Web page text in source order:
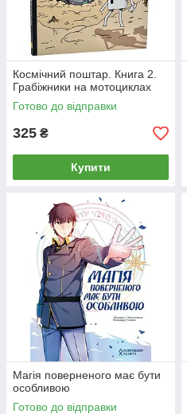
Космічний поштар. Книга 2.
Грабіжники на мотоциклах
Готово до відправки
325 ₴
Купити
Магія поверненого має бути
особливою
Готово до відправки